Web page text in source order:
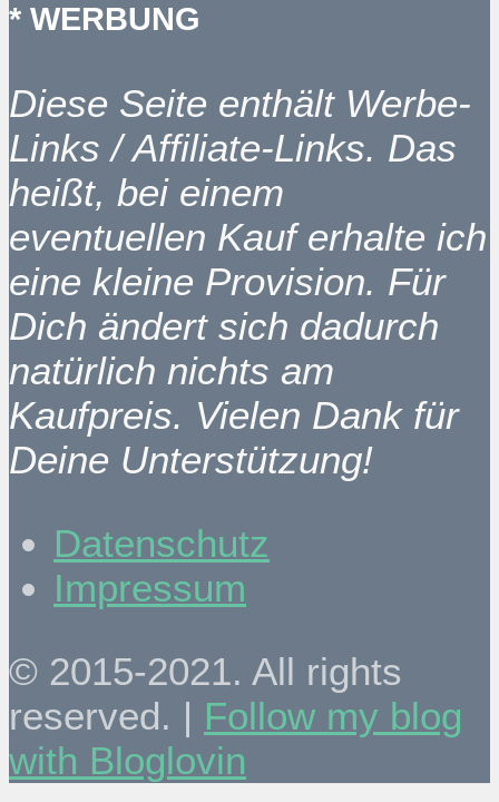
* WERBUNG
Diese Seite enthält Werbe-
Links / Affiliate-Links. Das
heißt, bei einem
eventuellen Kauf erhalte ich
eine kleine Provision. Für
Dich ändert sich dadurch
natürlich nichts am
Kaufpreis. Vielen Dank für
Deine Unterstützung!
Datenschutz
Impressum
© 2015-2021. All rights
reserved. | Follow my blog
with Bloglovin